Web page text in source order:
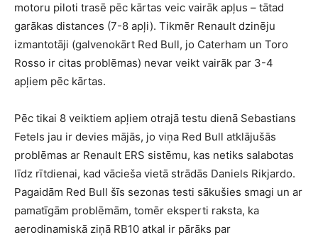
motoru piloti trasē pēc kārtas veic vairāk apļus – tātad
garākas distances (7-8 apļi). Tikmēr Renault dzinēju
izmantotāji (galvenokārt Red Bull, jo Caterham un Toro
Rosso ir citas problēmas) nevar veikt vairāk par 3-4
apļiem pēc kārtas.
Pēc tikai 8 veiktiem apļiem otrajā testu dienā Sebastians
Fetels jau ir devies mājās, jo viņa Red Bull atklājušās
problēmas ar Renault ERS sistēmu, kas netiks salabotas
līdz rītdienai, kad vācieša vietā strādās Daniels Rikjardo.
Pagaidām Red Bull šīs sezonas testi sākušies smagi un ar
pamatīgām problēmām, tomēr eksperti raksta, ka
aerodinamiskā ziņā RB10 atkal ir pārāks par